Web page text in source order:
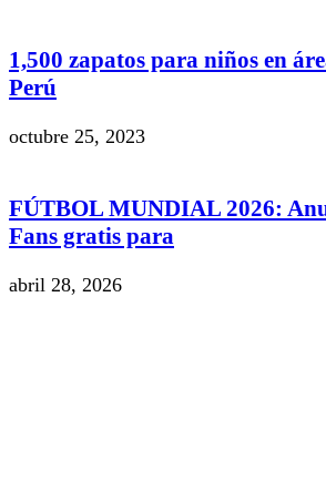
1,500 zapatos para niños en
Perú
octubre 25, 2023
FÚTBOL MUNDIAL 2026:
Fans gratis para
abril 28, 2026